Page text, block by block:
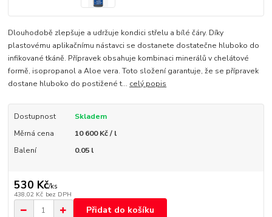
Dlouhodobě zlepšuje a udržuje kondici střelu a bílé čáry. Díky
plastovému aplikačnímu nástavci se dostanete dostatečne hluboko do
infikované tkáně. Přípravek obsahuje kombinaci minerálů v chelátové
formě, isopropanol a Aloe vera. Toto složení garantuje, že se přípravek
dostane hluboko do postižené t... celý popis
Dostupnost
Skladem
Měrná cena
10 600 Kč / l
Balení
0.05 l
530 Kč/ks
438,02 Kč bez DPH
Přidat do košíku